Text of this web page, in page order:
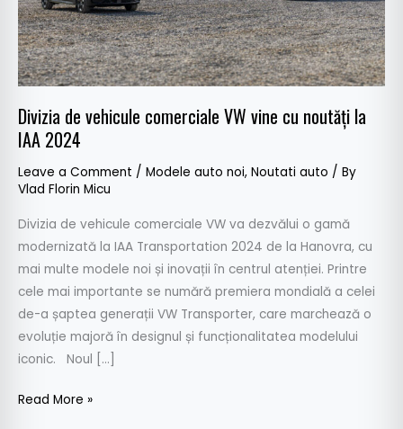
Divizia de vehicule comerciale VW vine cu noutăți la
IAA 2024
Leave a Comment / Modele auto noi, Noutati auto / By
Vlad Florin Micu
Divizia de vehicule comerciale VW va dezvălui o gamă
modernizată la IAA Transportation 2024 de la Hanovra, cu
mai multe modele noi și inovații în centrul atenției. Printre
cele mai importante se numără premiera mondială a celei
de-a șaptea generații VW Transporter, care marchează o
evoluție majoră în designul și funcționalitatea modelului
iconic. Noul […]
noutăți
la
IAA
2024
Read More »